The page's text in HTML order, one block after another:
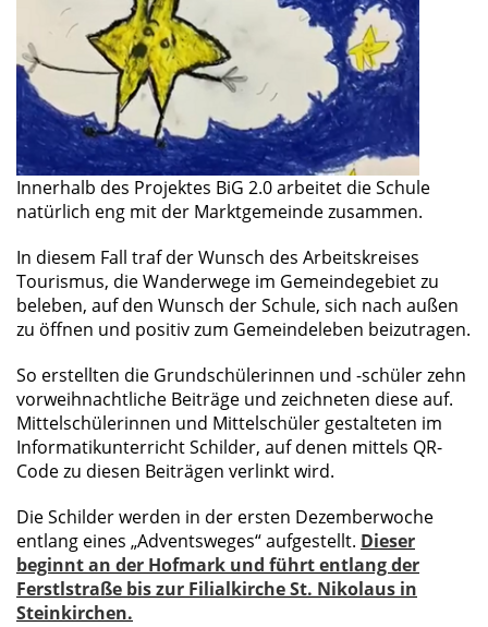
Innerhalb des Projektes BiG 2.0 arbeitet die Schule
natürlich eng mit der Marktgemeinde zusammen.
In diesem Fall traf der Wunsch des Arbeitskreises
Tourismus, die Wanderwege im Gemeindegebiet zu
beleben, auf den Wunsch der Schule, sich nach außen
zu öffnen und positiv zum Gemeindeleben beizutragen.
So erstellten die Grundschülerinnen und -schüler zehn
vorweihnachtliche Beiträge und zeichneten diese auf.
Mittelschülerinnen und Mittelschüler gestalteten im
Informatikunterricht Schilder, auf denen mittels QR-
Code zu diesen Beiträgen verlinkt wird.
Die Schilder werden in der ersten Dezemberwoche
entlang eines „Adventsweges“ aufgestellt. Dieser
beginnt an der Hofmark und führt entlang der
Ferstlstraße bis zur Filialkirche St. Nikolaus in
Steinkirchen.